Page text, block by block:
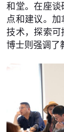
和堂。在座
点和建议。
技术，探索
博士则强调了